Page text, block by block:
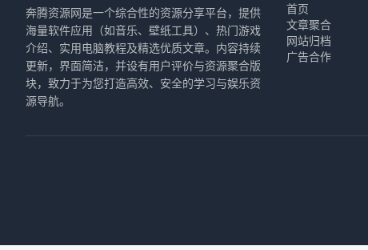
奔腾资源网是一个综合性的资源分享平台，提供
海量软件应用（如音乐、壁纸工具）、热门游戏
介绍、实用电脑教程及精选优质文章。内容持续
更新，界面简洁，并设有用户评价与资源聚合版
块，致力于为您打造高效、安全的学习与娱乐资
源导航。
首页
文章聚合
网站归档
广告合作